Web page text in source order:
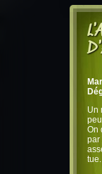
Un
On
par
tue.